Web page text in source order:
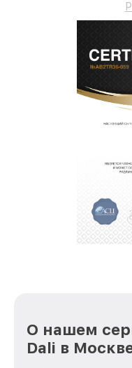
О нашем
Dali в